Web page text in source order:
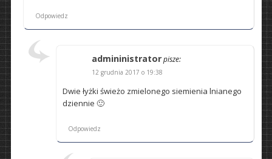
Odpowiedz
admininistrator pisze:
12 grudnia 2017 o 19:38
Dwie łyżki świeżo zmielonego siemienia lnianego
dziennie 🙂
Odpowiedz